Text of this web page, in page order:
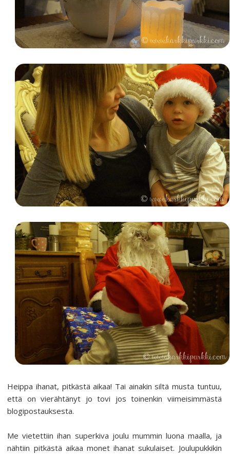
Heippa ihanat, pitkästä aikaa! Tai ainakin siltä musta tuntuu,
että on vierähtänyt jo tovi jos toinenkin viimeisimmästä
blogipostauksesta.
Me vietettiin ihan superkiva joulu mummin luona maalla, ja
nähtiin pitkästä aikaa monet ihanat sukulaiset. Joulupukkikin